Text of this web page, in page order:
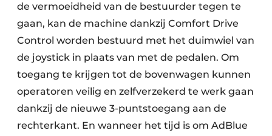
de vermoeidheid van de bestuurder tegen te
gaan, kan de machine dankzij Comfort Drive
Control worden bestuurd met het duimwiel van
de joystick in plaats van met de pedalen. Om
toegang te krijgen tot de bovenwagen kunnen
operatoren veilig en zelfverzekerd te werk gaan
dankzij de nieuwe 3-puntstoegang aan de
rechterkant. En wanneer het tijd is om AdBlue